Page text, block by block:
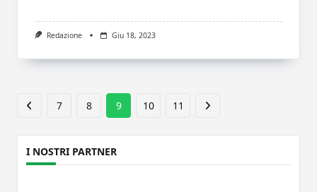
Redazione Giu 18, 2023
7 8 9 10 11
I NOSTRI PARTNER